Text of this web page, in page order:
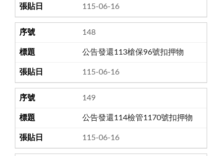
115-06-16
148
公告發還113槍保96號扣押物
115-06-16
149
公告發還114檢管1170號扣押物
115-06-16